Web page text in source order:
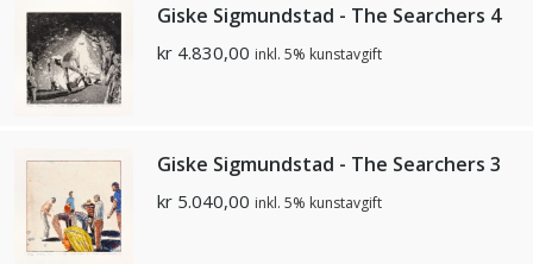
Giske Sigmundstad - The Searchers 4
kr 4.830,00 inkl. 5% kunstavgift
Giske Sigmundstad - The Searchers 3
kr 5.040,00 inkl. 5% kunstavgift